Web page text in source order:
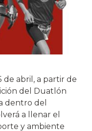
de abril, a partir de
del Duatlón
dentro del
a llenar el
y ambiente